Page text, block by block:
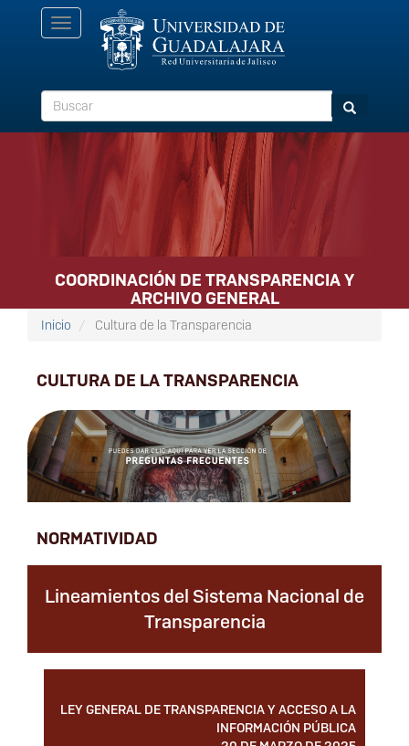
Toggle
navigation
Buscar
Buscar
COORDINACIÓN DE TRANSPARENCIA Y
ARCHIVO GENERAL
Inicio Cultura de la Transparencia
CULTURA DE LA TRANSPARENCIA
NORMATIVIDAD
Lineamientos del Sistema Nacional de
Transparencia
LEY GENERAL DE TRANSPARENCIA Y ACCESO A LA
INFORMACIÓN PÚBLICA